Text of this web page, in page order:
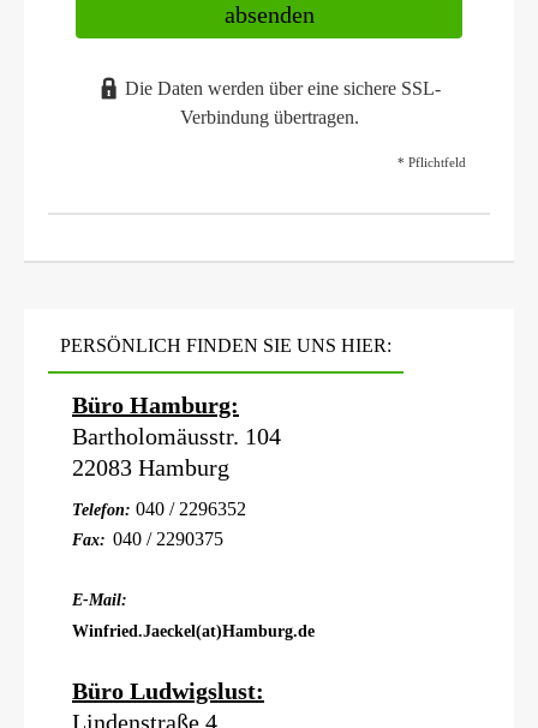
absenden
Die Daten werden über eine sichere SSL-
Verbindung übertragen.
* Pflichtfeld
PERSÖNLICH FINDEN SIE UNS HIER:
Büro Hamburg:
Bartholomäusstr. 104
22083 Hamburg
Telefon: 040 / 2296352
Fax: 040 / 2290375
E-Mail:
Winfried.Jaeckel(at)Hamburg.de
Büro Ludwigslust:
Lindenstraße 4